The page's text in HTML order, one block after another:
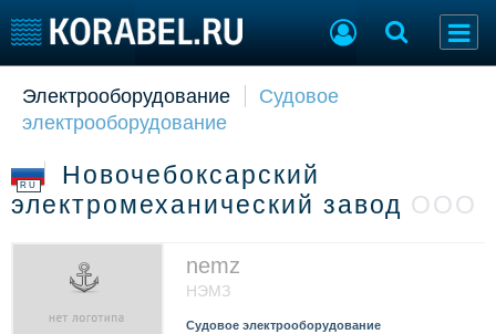
Судостроение
Пульс
Компании
Репутация
Крюинг
Журнал
Реклама
Торговая площадка
Доска объявлений
Оборудование
Изделия
Услуги
Электрооборудование
Судовое
электрооборудование
RU
Новочебоксарский
электромеханический завод ООО
nemz
НЭМЗ
Судовое электрооборудование